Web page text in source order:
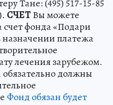
Тане: (495) 517-15-85
СЧЕТВы можете
счет фонда «Подари
платежа
лечения зарубежом.
должны
Фонд обязан будет